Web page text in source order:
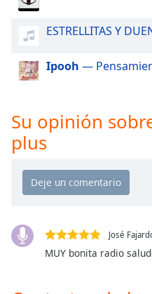
window.
Escape
cancel
and
window.
Text
Color
ESTRELLITAS Y
Ipooh —
Su opinión
plus
José
MUY bonita radio